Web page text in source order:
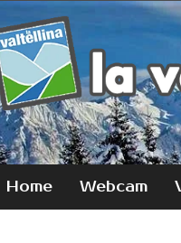
Home Webcam